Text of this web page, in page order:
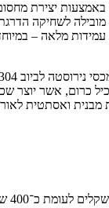
באמצעות יצירת
– מובילה
עמידות מלאה –
כרום, אשר
ואסתטית